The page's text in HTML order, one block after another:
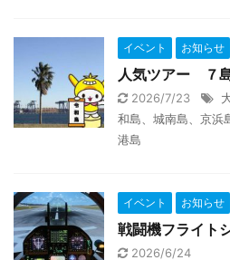
イベント お知らせ
人気ツアー ７
2026/7/23
和島、城南島、京浜
港島
イベント お知らせ
戦闘機フライト
2026/6/24